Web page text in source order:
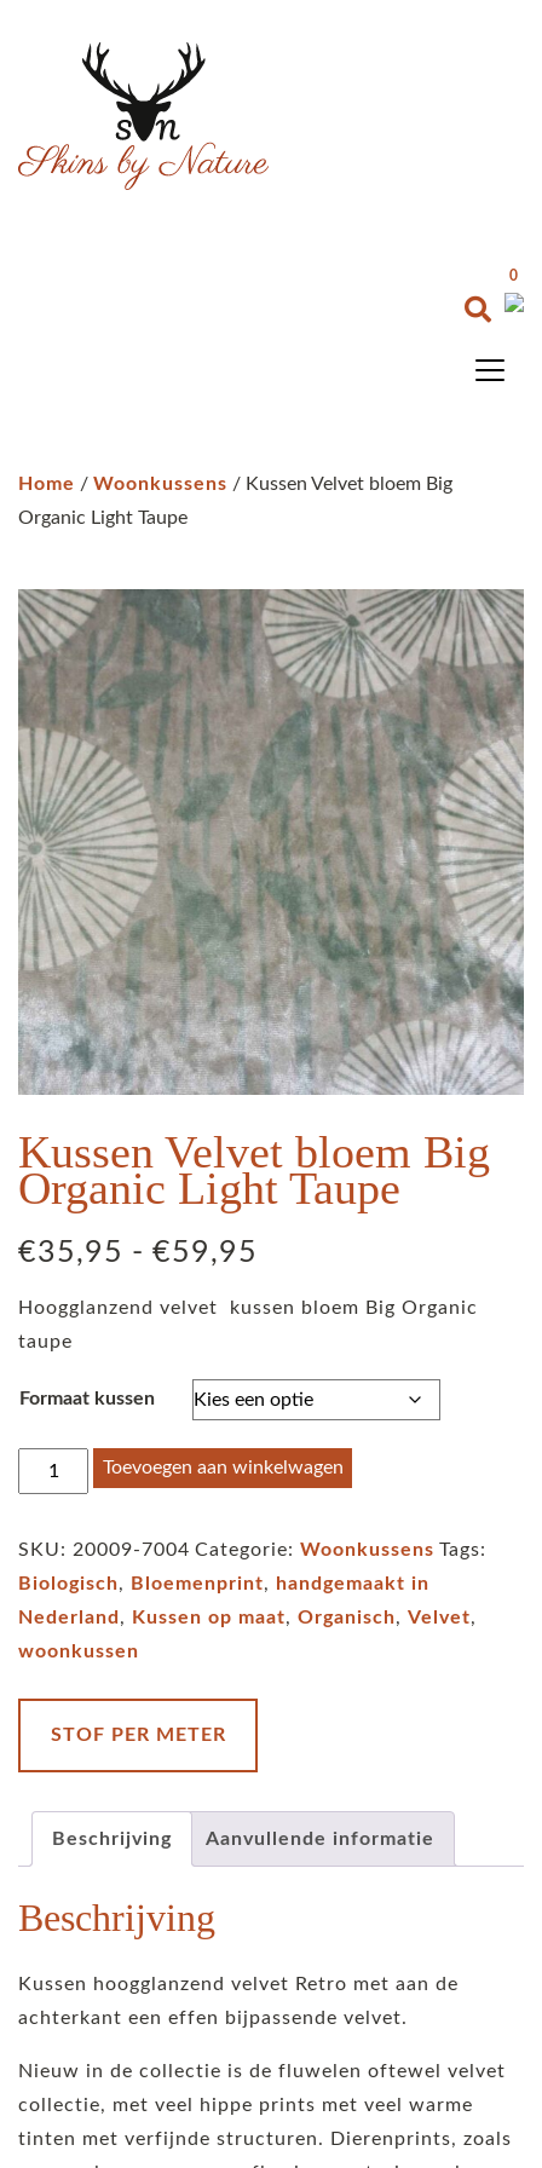
0
Home / Woonkussens / Kussen Velvet bloem Big
Organic Light Taupe
Kussen Velvet bloem Big
Organic Light Taupe
€35,95 - €59,95
tot
Hoogglanzend velvet kussen bloem Big Organic
taupe
Formaat kussen
Kussen
Velvet
Organic
aantal
Toevoegen aan winkelwagen
SKU: 20009-7004 Categorie: Woonkussens Tags:
Biologisch, Bloemenprint,
handgemaakt in
Nederland , Kussen op maat, Organisch, Velvet,
woonkussen
STOF PER METER
Beschrijving Aanvullende informatie
Beschrijving
Kussen hoogglanzend velvet Retro met aan de
achterkant een effen bijpassende velvet.
Nieuw in de collectie is de fluwelen oftewel velvet
collectie, met veel hippe prints met veel warme
tinten met verfijnde structuren. Dierenprints, zoals